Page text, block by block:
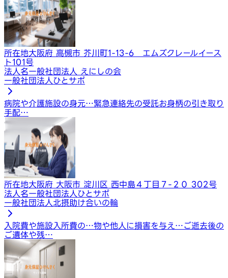
所在地大阪府 高槻市 芥川町1-13-6 エムズクレールイース
ト101号
法人名一般社団法人 えにしの会
一般社団法人ひとサポ
病院や介護施設の身元…緊急連絡先の受託お身柄の引き取り
手配…
所在地大阪府 大阪市 淀川区 西中島４丁目７-２０ 302号
法人名一般社団法人ひとサポ
一般社団法人北摂助け合いの輪
入院費や施設入所費の…物や他人に損害を与え…ご逝去後の
ご遺体や残…